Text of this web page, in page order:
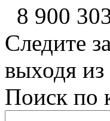
8 900
Следите
выходя из
Поиск по